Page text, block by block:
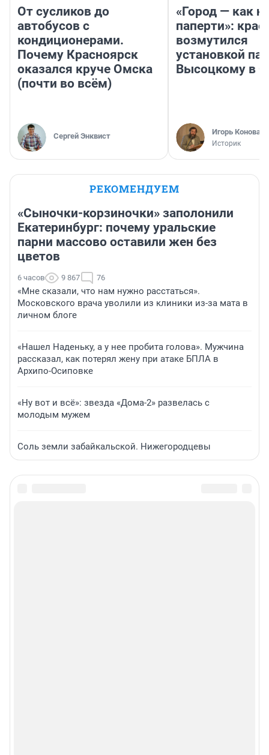
От сусликов до
автобусов с
кондиционерами.
Почему Красноярск
оказался круче Омска
(почти во всём)
Сергей Энквист
«Город — как
паперти»:
возмутился
установкой
Высоцкому в
Игорь
Историк
РЕКОМЕНДУЕМ
«Сыночки-корзиночки» заполонили
Екатеринбург: почему уральские
парни массово оставили жен без
цветов
6 часов 9 867 76
«Мне сказали, что нам нужно расстаться».
Московского врача уволили из клиники из-за мата в
личном блоге
«Нашел Наденьку, а у нее пробита голова». Мужчина
рассказал, как потерял жену при атаке БПЛА в
Архипо-Осиповке
«Ну вот и всё»: звезда «Дома-2» развелась с
молодым мужем
Соль земли забайкальской. Нижегородцевы